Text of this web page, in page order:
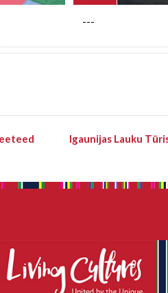
---
Igaunijas Lauku